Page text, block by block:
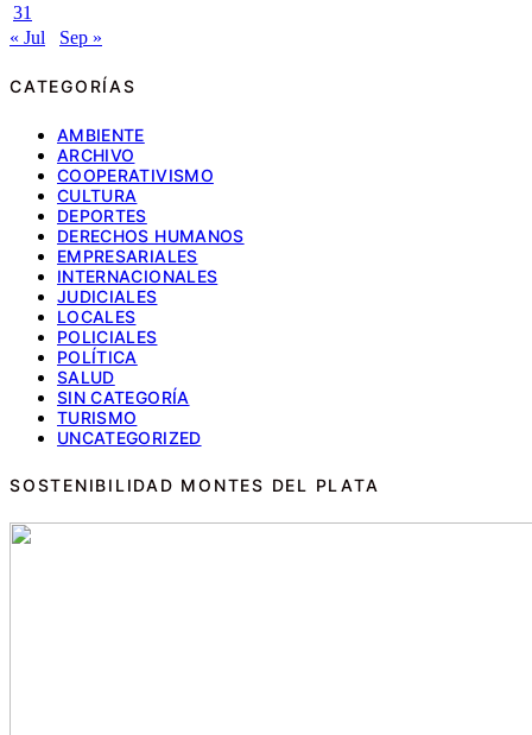
31
« Jul
Sep »
CATEGORÍAS
AMBIENTE
ARCHIVO
COOPERATIVISMO
CULTURA
DEPORTES
DERECHOS HUMANOS
EMPRESARIALES
INTERNACIONALES
JUDICIALES
LOCALES
POLICIALES
POLÍTICA
SALUD
SIN CATEGORÍA
TURISMO
UNCATEGORIZED
SOSTENIBILIDAD MONTES DEL PLATA